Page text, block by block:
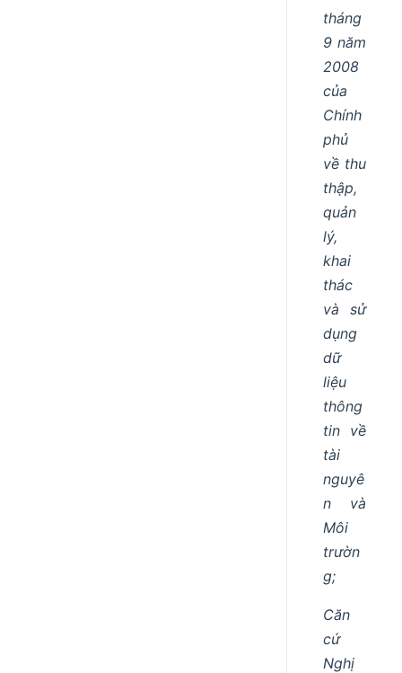
tháng
9 năm
2008
của
Chính
phủ
về thu
thập,
quản
lý,
khai
thác
và sử
dụng
dữ
liệu
thông
tin về
tài
nguyê
n và
Môi
trườn
g;
Căn
cứ
Nghị